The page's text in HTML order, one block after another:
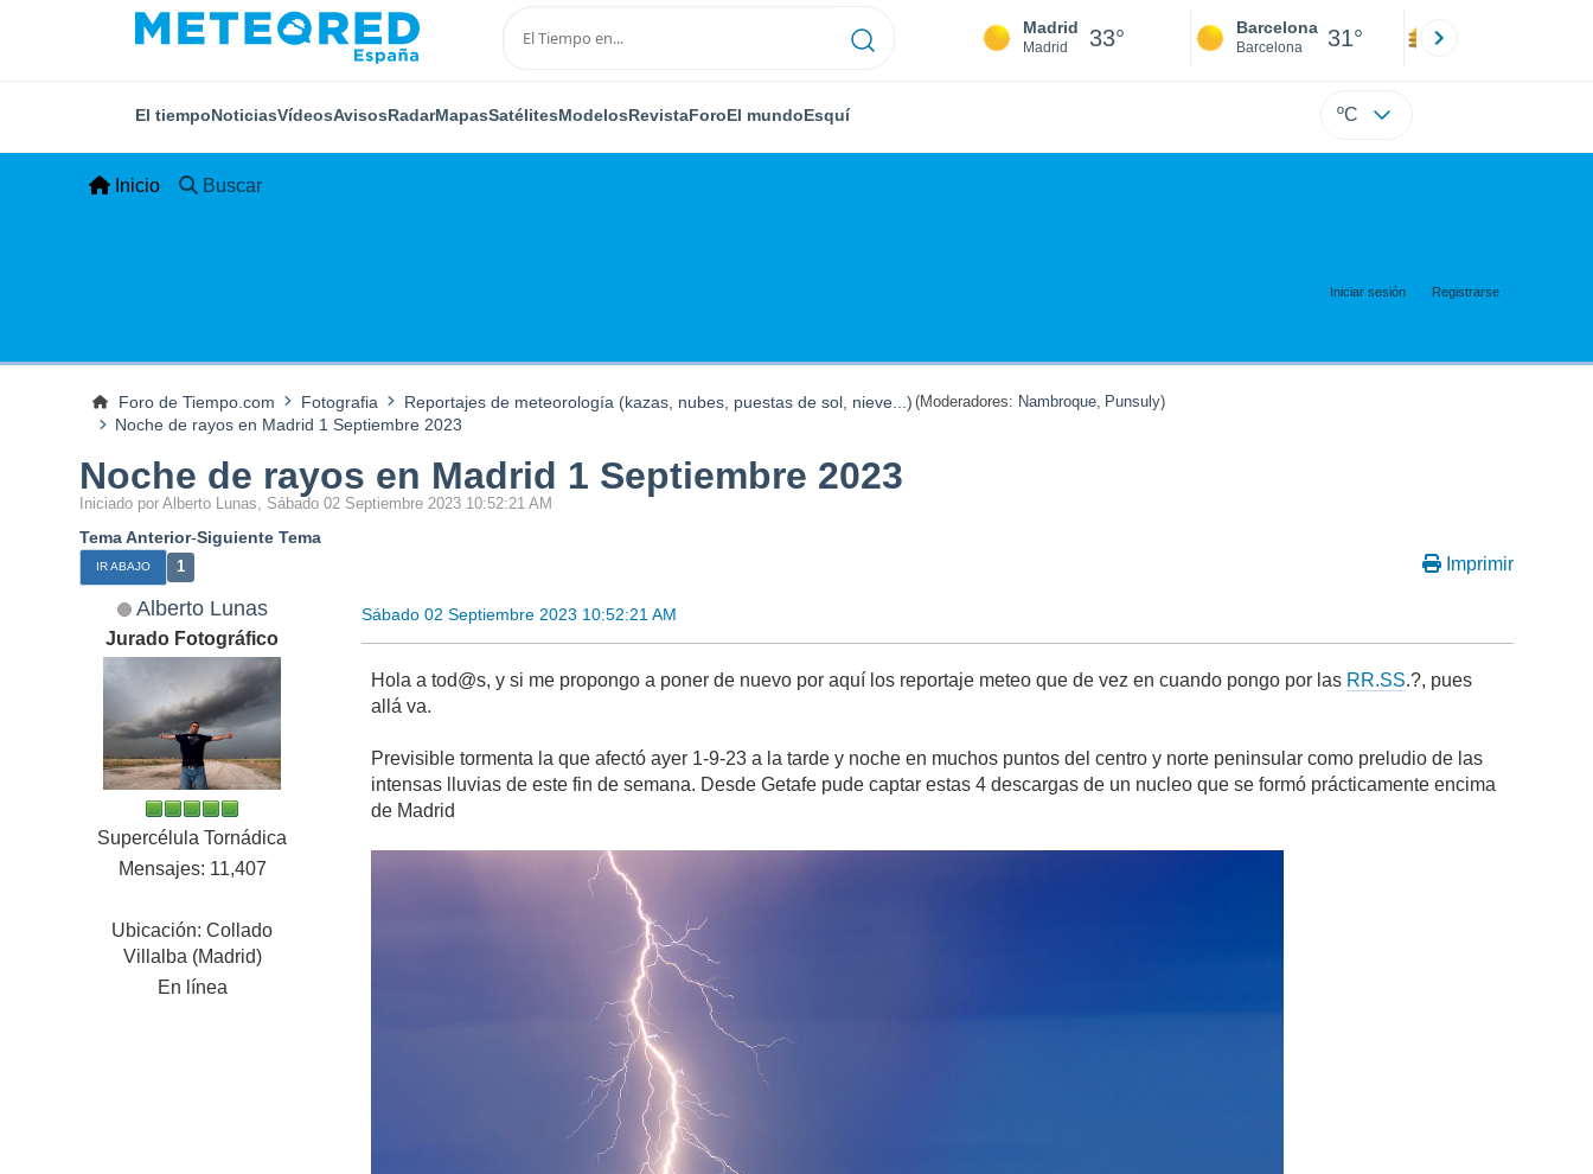
Madrid
Madrid 33° Barcelona
Barcelona 31°
El tiempoNoticiasVídeosAvisosRadarMapasSatélitesModelosRevistaForoEl mundoEsquí ºC
Inicio Buscar
Iniciar sesión Registrarse
Foro de Tiempo.com Fotografia Reportajes de meteorología (kazas, nubes, puestas de sol, nieve...) (Moderadores: Nambroque, Punsuly)
Noche de rayos en Madrid 1 Septiembre 2023
Noche de rayos en Madrid 1 Septiembre 2023
Iniciado por Alberto Lunas, Sábado 02 Septiembre 2023 10:52:21 AM
Tema Anterior-Siguiente Tema
IR ABAJO 1 Imprimir
Alberto Lunas
Jurado Fotográfico
Supercélula Tornádica
Mensajes: 11,407
Ubicación: Collado
Villalba (Madrid)
En línea
Sábado 02 Septiembre 2023 10:52:21 AM
Hola a tod@s, y si me propongo a poner de nuevo por aquí los reportaje meteo que de vez en cuando pongo por las RR.SS.?, pues
allá va.
Previsible tormenta la que afectó ayer 1-9-23 a la tarde y noche en muchos puntos del centro y norte peninsular como preludio de las
intensas lluvias de este fin de semana. Desde Getafe pude captar estas 4 descargas de un nucleo que se formó prácticamente encima
de Madrid